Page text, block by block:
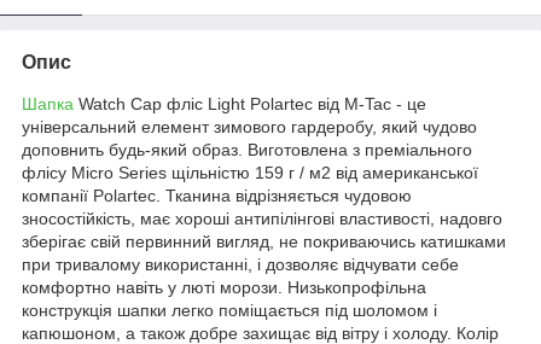
Опис
Шапка Watch Cap фліс Light Polartec від M-Tac - це
універсальний елемент зимового гардеробу, який чудово
доповнить будь-який образ. Виготовлена ​​з преміального
флісу Micro Series щільністю 159 г / м2 від американської
компанії Polartec. Тканина відрізняється чудовою
зносостійкість, має хороші антипілінгові властивості, надовго
зберігає свій первинний вигляд, не покриваючись катишками
при тривалому використанні, і дозволяє відчувати себе
комфортно навіть у люті морози. Низькопрофільна
конструкція шапки легко поміщається під шоломом і
капюшоном, а також добре захищає від вітру і холоду. Колір